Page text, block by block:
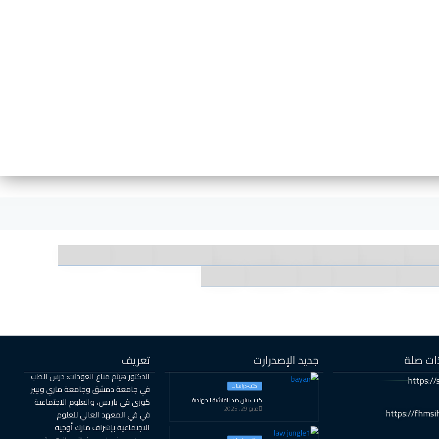
تعريف
الدكتور هيثم مناع العودات: درس الطب
في جامعة دمشق وجامعة ماري وبيير
كوري في باريس، والعلوم الاجتماعية
في في المعهد العالي للعلوم
الاجتماعية بإشراف مارك أوجيه
جديد الإصدرارت
كتب-دراسات
كتاب بيان ضد الفاشية الجهادية
مايو 29, 2025
صلة
https://
https://